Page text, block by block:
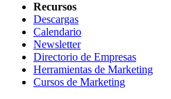
Recursos
Descargas
Calendario
Newsletter
Directorio de Empresas
Herramientas de Marketing
Cursos de Marketing